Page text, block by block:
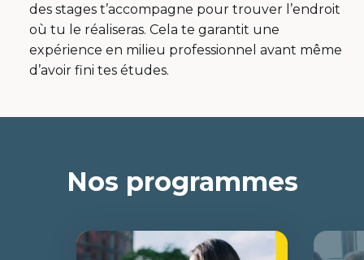
des stages t’accompagne pour trouver l’endroit
où tu le réaliseras. Cela te garantit une
expérience en milieu professionnel avant même
d’avoir fini tes études.
Nos programmes